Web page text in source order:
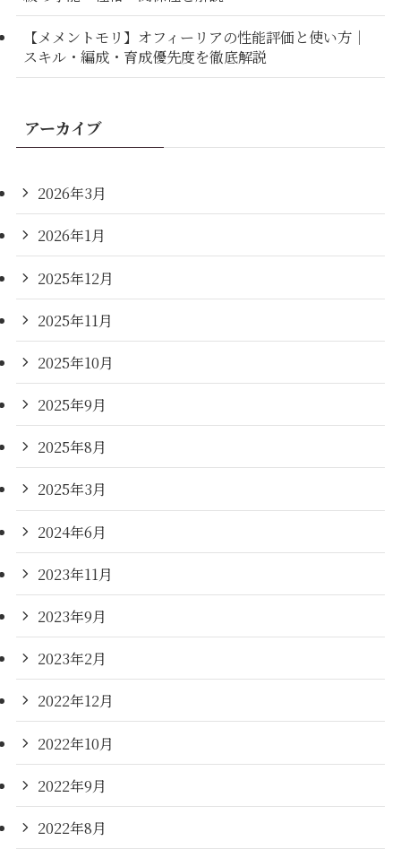
【メメントモリ】オフィーリアの性能評価と使い方｜
スキル・編成・育成優先度を徹底解説
アーカイブ
2026年3月
2026年1月
2025年12月
2025年11月
2025年10月
2025年9月
2025年8月
2025年3月
2024年6月
2023年11月
2023年9月
2023年2月
2022年12月
2022年10月
2022年9月
2022年8月